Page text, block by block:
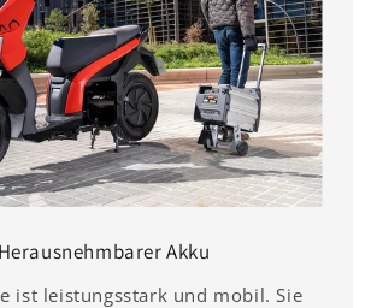
Herausnehmbarer Akku
ist leistungsstark und mobil. Sie